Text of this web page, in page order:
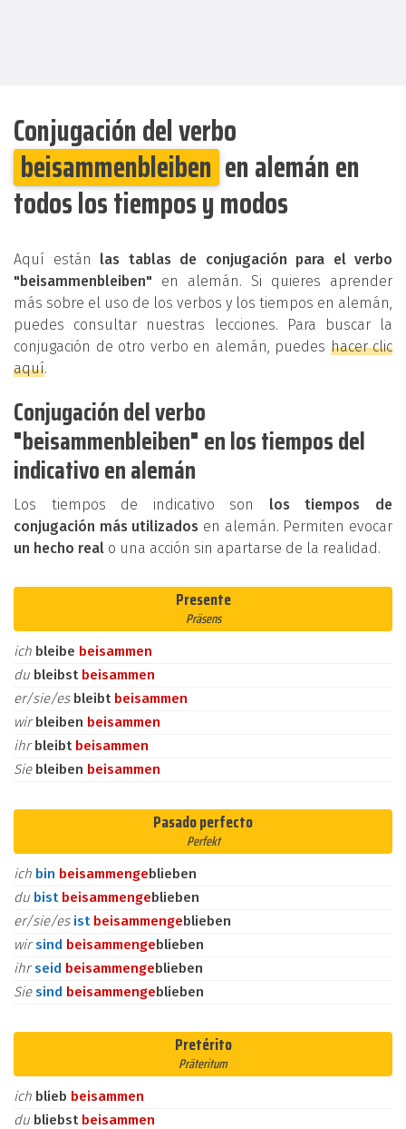
Conjugación del verbo
beisammenbleiben en alemán en
todos los tiempos y modos
Aquí están las tablas de conjugación para el verbo
"beisammenbleiben" en alemán. Si quieres aprender
más sobre el uso de los verbos y los tiempos en alemán,
puedes consultar nuestras lecciones. Para buscar la
conjugación de otro verbo en alemán, puedes hacer clic
aquí.
Conjugación del verbo
"beisammenbleiben" en los tiempos del
indicativo en alemán
Los tiempos de indicativo son los tiempos de
conjugación más utilizados en alemán. Permiten evocar
un hecho real o una acción sin apartarse de la realidad.
Presente
Präsens
ich bleibe beisammen
du bleibst beisammen
er/sie/es bleibt beisammen
wirbleiben beisammen
ihrbleibt beisammen
Sie bleiben beisammen
Pasado perfecto
Perfekt
ich bin beisammengeblieben
du bist beisammengeblieben
er/sie/es ist beisammengeblieben
wirsind beisammengeblieben
ihrseid beisammengeblieben
Siesind beisammengeblieben
Pretérito
Präteritum
ich blieb beisammen
du bliebst beisammen